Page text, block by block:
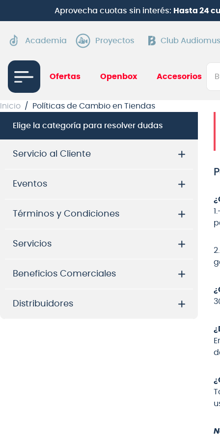
Aprovecha cuotas sin interés: Hasta 24
Academia Proyectos Club
Ofertas Openbox Accesorios
Inicio Políticas de Cambio en Tiendas
Elige la categoría para resolver dudas
Servicio al Cliente
Eventos
Términos y Condiciones
Servicios
Beneficios Comerciales
Distribuidores